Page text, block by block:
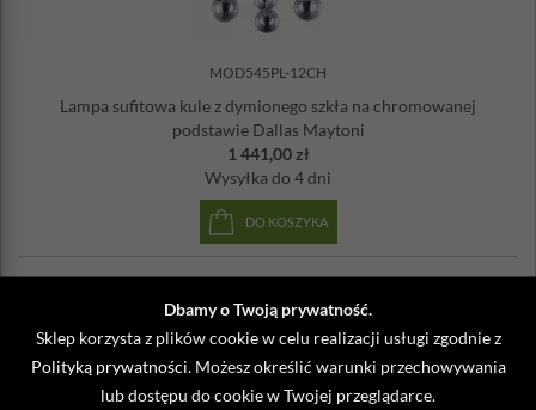
Dbamy o Twoją prywatność.
Sklep korzysta z plików cookie w celu realizacji usługi zgodnie z
Polityką prywatności. Możesz określić warunki przechowywania
lub dostępu do cookie w Twojej przeglądarce.
MOD545PL-12CH
Lampa sufitowa kule z dymionego szkła na chromowanej
podstawie Dallas Maytoni
1 441,00 zł
Wysyłka do 4 dni
DO KOSZYKA